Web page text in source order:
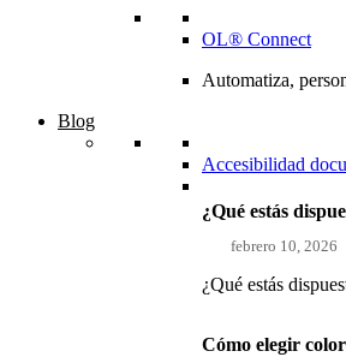
OL® Connect
Automatiza,
Blog
Accesibilidad
¿Qué estás
febrero 10, 2026
¿Qué estás
Cómo elegir